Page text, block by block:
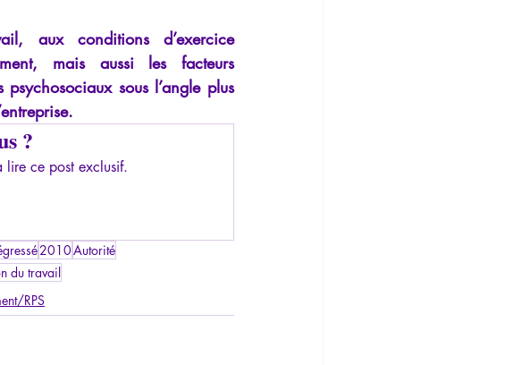
aux conditions d’exercice
mais aussi les facteurs
sous l’angle plus
?
lire ce post exclusif.
2010Autorité
du travail
RPS